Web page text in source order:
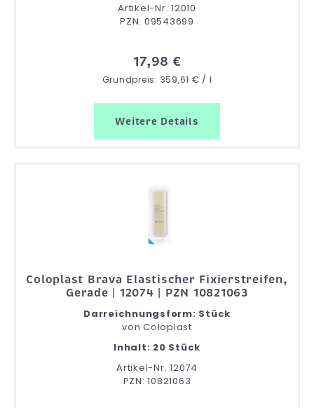
Artikel-Nr. 12010
PZN: 09543699
17,98 €
Grundpreis: 359,61 € / l
Weitere Details
Coloplast Brava Elastischer Fixierstreifen,
Gerade | 12074 | PZN 10821063
Darreichnungsform: Stück
vonColoplast
Inhalt: 20 Stück
Artikel-Nr. 12074
PZN: 10821063